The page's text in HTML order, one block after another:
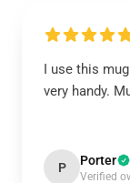
I use this
very handy.
P Porter
Verified